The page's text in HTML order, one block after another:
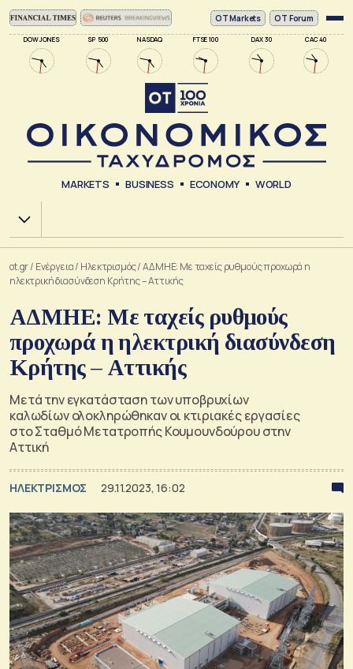
DOW JONES SP 500 NASDAQ FTSE 100 DAX 30 CAC 40
ΟΤ Markets OT Forum
MARKETS BUSINESS ECONOMY WORLD
Χ.Α.
ot.gr/ Ενέργεια/ Ηλεκτρισμός/ΑΔΜΗΕ: Με ταχείς ρυθμούς προχωρά η
ηλεκτρική διασύνδεση Κρήτης – Αττικής
ΑΔΜΗΕ: Με ταχείς ρυθμούς
προχωρά η ηλεκτρική διασύνδεση
Κρήτης – Αττικής
Μετά την εγκατάσταση των υποβρυχίων
καλωδίων ολοκληρώθηκαν οι κτιριακές εργασίες
στο Σταθμό Μετατροπής Κουμουνδούρου στην
Αττική
ΗΛΕΚΤΡΙΣΜΟΣ 29.11.2023, 16:02